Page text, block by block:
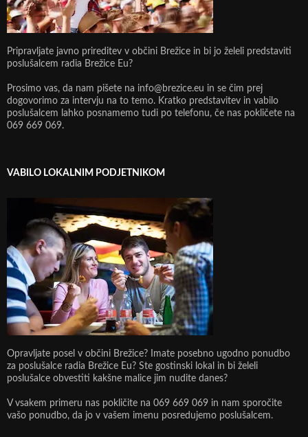
Pripravljate javno prireditev v občini Brežice in bi jo želeli predstaviti
poslušalcem radia Brežice Eu?
Prosimo vas, da nam pišete na info@brezice.eu in se čim prej
dogovorimo za intervju na to temo. Kratko predstavitev in vabilo
poslušalcem lahko posnamemo tudi po telefonu, če nas pokličete na
069 669 069.
VABILO LOKALNIM PODJETNIKOM
Opravljate posel v občini Brežice? Imate posebno ugodno ponudbo
za poslušalce radia Brežice Eu? Ste gostinski lokal in bi želeli
poslušalce obvestiti kakšne malice jim nudite danes?
V vsakem primeru nas pokličite na 069 669 069 in nam sporočite
vašo ponudbo, da jo v vašem imenu posredujemo poslušalcem.